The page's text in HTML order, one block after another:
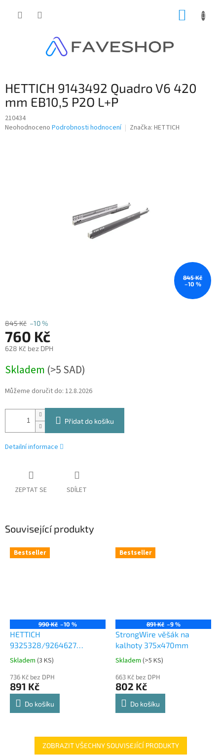
HETTICH 9143492 Quadro V6 420
mm EB10,5 P2O L+P
210434
Průměrné
Neohodnoceno Podrobnosti hodnocení Značka: HETTICH
845 Kč
–10 %
845 Kč –10 %
760 Kč
628 Kč bez DPH
cena:
Skladem (>5 SAD)
Můžeme doručit do: 12.8.2026
Přidat do košíku
Detailní informace
ZEPTAT SE SDÍLET
Související produkty
Bestseller
990 Kč –10 %
HETTICH
9325328/9264627
Comfort Spin 360° otočná
police 8kg
Průměrné
produktu
je
4,8
Skladem (3 KS)
736 Kč bez DPH
891 Kč
Do košíku
Bestseller
891 Kč –9 %
StrongWire věšák na
kalhoty 375x470mm
Průměrné
produktu
je
4,8
Skladem (>5 KS)
663 Kč bez DPH
802 Kč
Do košíku
ZOBRAZIT VŠECHNY SOUVISEJÍCÍ PRODUKTY